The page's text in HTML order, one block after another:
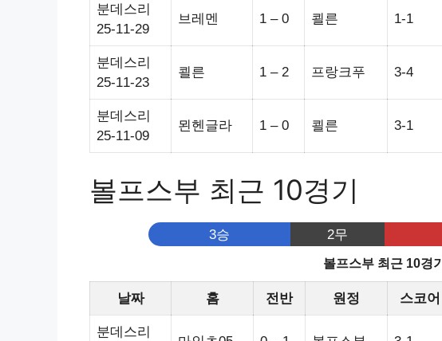
분데스리
25-11-29
브레멘 1 – 0 쾰른 1-1
분데스리
25-11-23
쾰른 1 – 2 프랑크푸 3-4
분데스리
25-11-09
묀헨글라 1 – 0 쾰른 3-1
볼프스부 최근 10경기
3승 2무
볼프스부 최근 10경기
날짜 홈 전반 원정 스코어
분데스리